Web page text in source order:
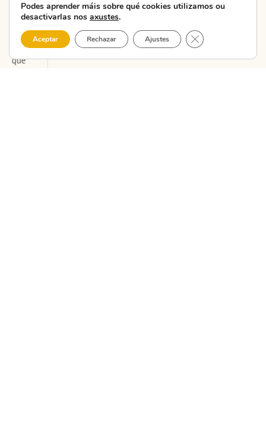
Morte Asociación
Turística celebrou
hoxe nas Escolas do
Xardín Agra de
Podes aprender máis sobre qué cookies utilizamos ou
desactivarlas nos axustes.
Aceptar Rechazar Ajustes Close GDPR